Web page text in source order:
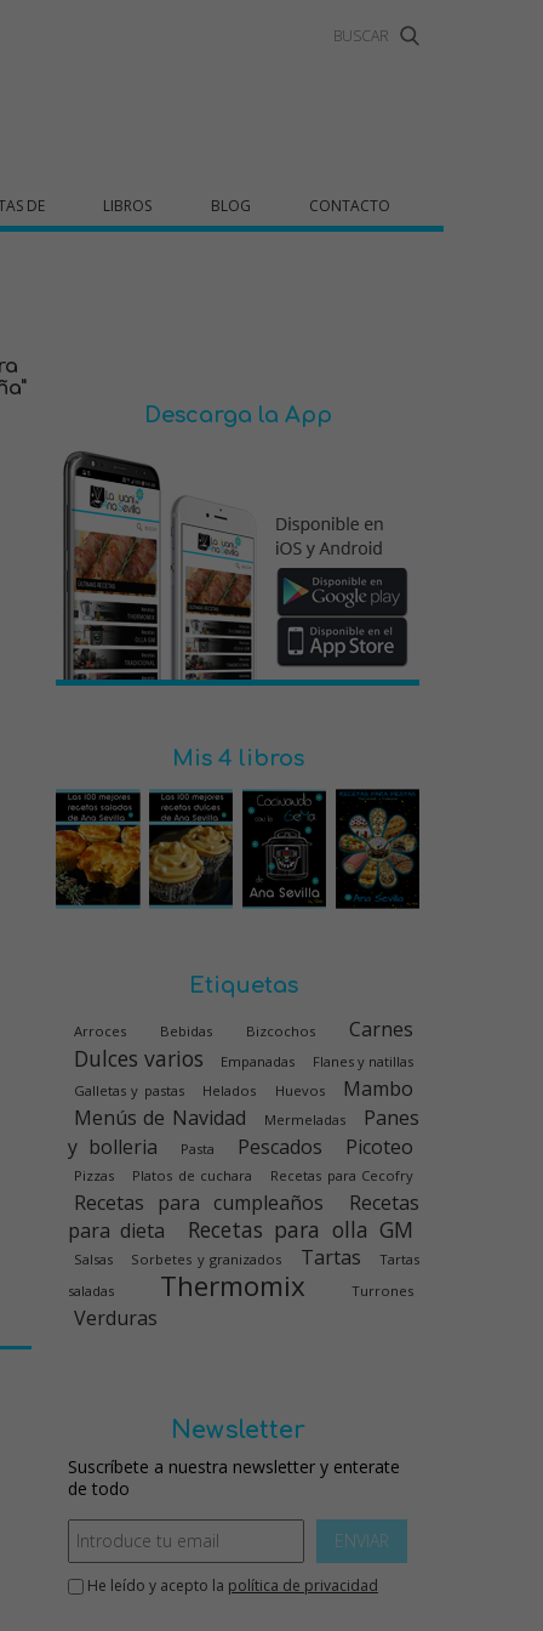
DE LIBROS BLOG CONTACTO
Descarga la App
Mis 4 libros
Etiquetas
Arroces Bebidas Bizcochos Carnes
Dulces varios Empanadas
Flanes y natillas
Galletas y pastas
Helados Huevos
Mambo
Menús de Navidad
Mermeladas
Panes
y bolleria
Pasta Pescados Picoteo
Pizzas Platos de cuchara Recetas para Cecofry
Recetas para cumpleaños
Recetas
para dieta
Recetas para olla GM
Salsas Sorbetes y granizados Tartas
Tartas
saladas
Thermomix Turrones
Verduras
Newsletter
Suscríbete a nuestra newsletter y enterate
de todo
ENVIAR
He leído y acepto la política de privacidad